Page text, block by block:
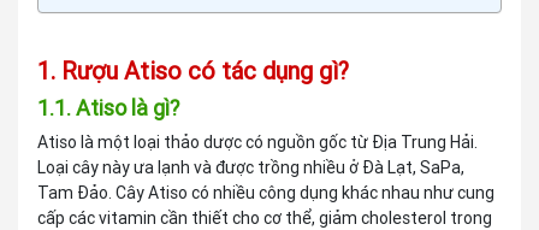
1. Rượu Atiso có tác dụng gì?
1.1. Atiso là gì?
Atiso là một loại thảo dược có nguồn gốc từ Địa Trung Hải.
Loại cây này ưa lạnh và được trồng nhiều ở Đà Lạt, SaPa,
Tam Đảo. Cây Atiso có nhiều công dụng khác nhau như cung
cấp các vitamin cần thiết cho cơ thể, giảm cholesterol trong